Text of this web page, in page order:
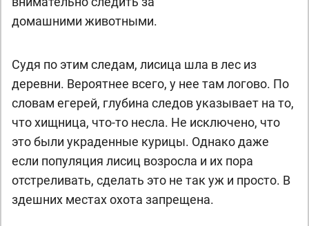
домашними животными.
Судя по этим следам, лисица шла в лес из
деревни. Вероятнее всего, у нее там логово. По
словам егерей, глубина следов указывает на то,
что хищница, что-то несла. Не исключено, что
это были украденные курицы. Однако даже
если популяция лисиц возросла и их пора
отстреливать, сделать это не так уж и просто. В
здешних местах охота запрещена.